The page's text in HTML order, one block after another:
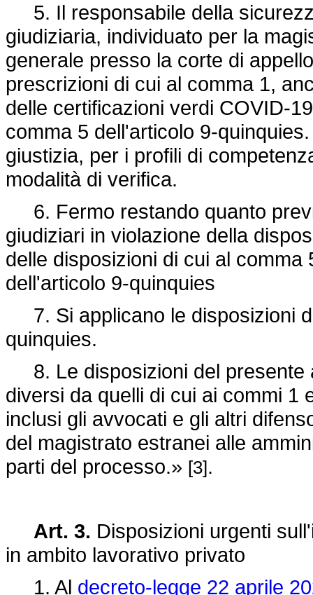
5. Il responsabile della
giudiziaria, individuato per la
generale presso la corte di
prescrizioni di cui al comma 1,
delle certificazioni verdi COVID-
comma 5 dell'articolo 9-
giustizia, per i profili di
modalità di verifica.
6. Fermo restando quanto
giudiziari in violazione della
delle disposizioni di cui al
dell'articolo 9-quinquies
7. Si applicano le disposizioni
quinquies.
8. Le disposizioni del presente
diversi da quelli di cui ai commi 1
inclusi gli avvocati e gli altri
del magistrato estranei alle
parti del processo.» [3].
Art. 3. Disposizioni urgenti
in ambito lavorativo privato
1. Al decreto-legge 22 aprile